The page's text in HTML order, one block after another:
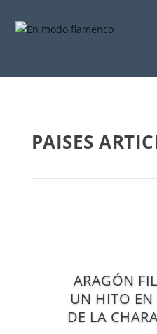
PAISES
ARAGÓN
UN HITO
DE LA